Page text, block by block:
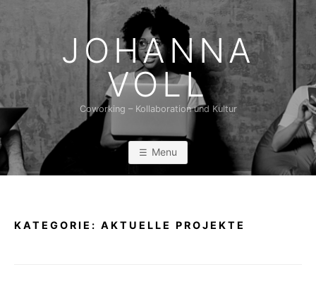
content
JOHANNA
VOLL
Coworking – Kollaboration und Kultur
Menu
KATEGORIE: AKTUELLE PROJEKTE